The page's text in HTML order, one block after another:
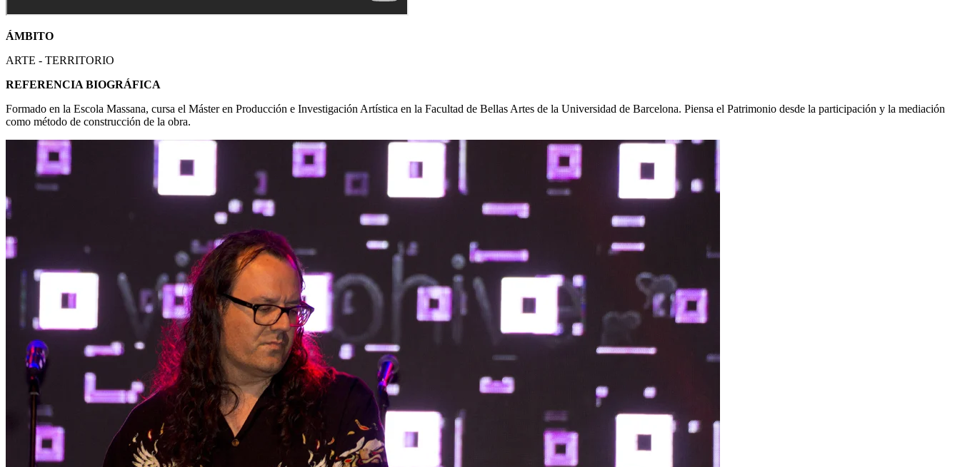
ÁMBITO
ARTE - TERRITORIO
REFERENCIA BIOGRÁFICA
Formado en la Escola Massana, cursa el Máster en Producción e Investigación Artística en la Facultad de Bellas Artes de la Universidad de Barcelona. Piensa el Patrimonio desde la participación y la mediación
como método de construcción de la obra.